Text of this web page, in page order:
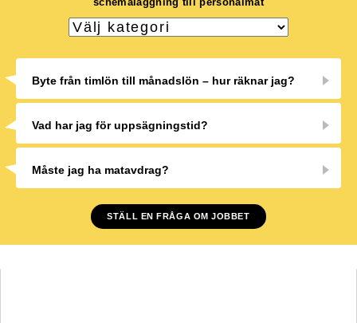
Byte från timlön till månadslön – hur räknar jag?
Vad har jag för uppsägningstid?
Måste jag ha matavdrag?
STÄLL EN FRÅGA OM JOBBET